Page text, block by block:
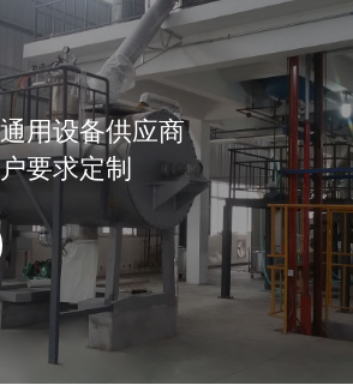
用设备供应商
要求定制